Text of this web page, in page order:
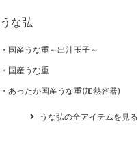
うな弘
国産うな重～出汁玉子～
国産うな重
あったか国産うな重(加熱容器)
うな弘の全アイテムを見る